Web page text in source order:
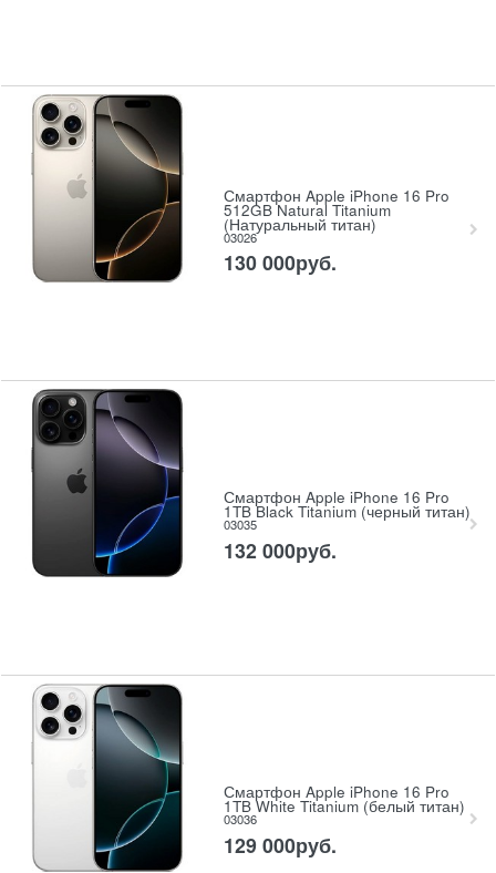
Смартфон Apple iPhone 16 Pro
512GB Natural Titanium
(Натуральный титан)
03026
130 000руб.
Смартфон Apple iPhone 16 Pro
1TB Black Titanium (черный титан)
03035
132 000руб.
Смартфон Apple iPhone 16 Pro
1TB White Titanium (белый титан)
03036
129 000руб.